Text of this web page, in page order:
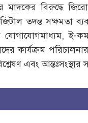
মাদকের বিরুদ্ধে জিরো
তদন্ত সক্ষমতা
যোগাযোগমাধ্যম, ই-
কার্যক্রম
এবং